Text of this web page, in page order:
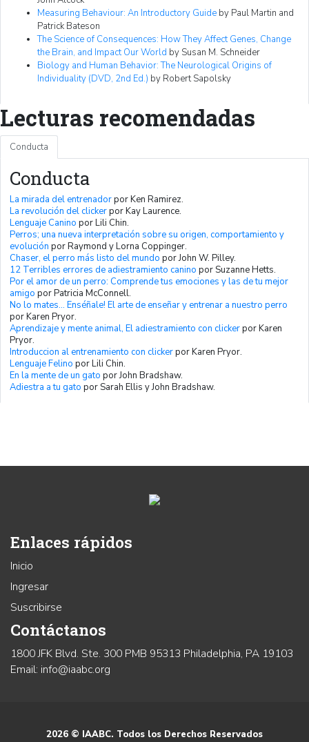
Measuring Behaviour: An Introductory Guide by Paul Martin and
Patrick Bateson
The Science of Consequences: How They Affect Genes, Change
the Brain, and Impact Our World by Susan M. Schneider
Biology and Human Behavior: The Neurological Origins of
Individuality (DVD, 2nd Ed.) by Robert Sapolsky
Lecturas recomendadas
Conducta
Conducta
La mirada del entrenadorpor Ken Ramirez.
La revolución del clickerpor Kay Laurence.
Lenguaje Canino por Lili Chin.
Perros; una nueva interpretación sobre su origen, comportamiento y
evolución por Raymond y Lorna Coppinger.
Chaser, el perro más listo del mundo por John W. Pilley.
12 Terribles errores de adiestramiento canino por Suzanne Hetts.
Por el amor de un perro: Comprende tus emociones y las de tu mejor
amigo por Patricia McConnell.
No lo mates… Enséñale! El arte de enseñar y entrenar a nuestro perro
por Karen Pryor.
Aprendizaje y mente animal, El adiestramiento con clickerpor Karen
Pryor.
Introduccion al entrenamiento con clickerpor Karen Pryor.
Lenguaje Felino por Lili Chin.
En la mente de un gato por John Bradshaw.
Adiestra a tu gato por Sarah Ellis y John Bradshaw.
Enlaces rápidos
Inicio
Ingresar
Suscribirse
Contáctanos
1800 JFK Blvd. Ste. 300 PMB 95313 Philadelphia, PA 19103
Email: info@iaabc.org
2026 © IAABC. Todos los Derechos Reservados